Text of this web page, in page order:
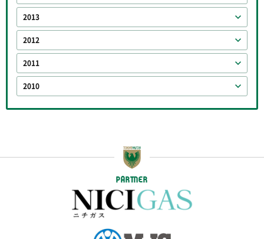
2013
2012
2011
2010
PARTNER